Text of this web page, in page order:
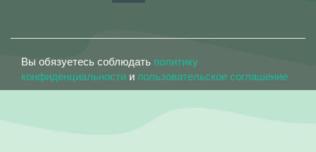
Вы обязуетесь соблюдать политику
конфиденциальности и пользовательское соглашение